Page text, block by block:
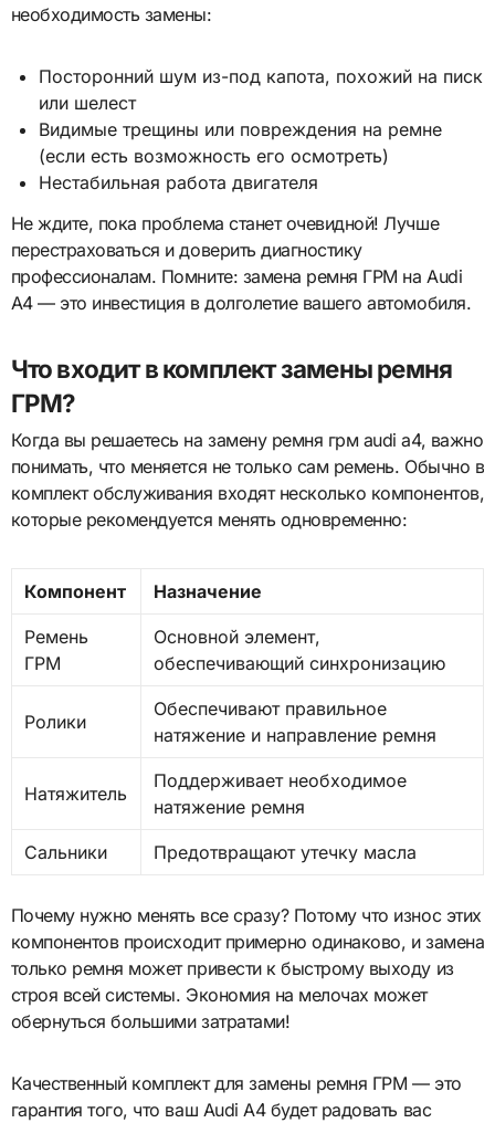
необходимость замены:
Посторонний шум из-под капота, похожий на писк
или шелест
Видимые трещины или повреждения на ремне
(если есть возможность его осмотреть)
Нестабильная работа двигателя
Не ждите, пока проблема станет очевидной! Лучше
перестраховаться и доверить диагностику
профессионалам. Помните: замена ремня ГРМ на Audi
A4 — это инвестиция в долголетие вашего автомобиля.
Что входит в комплект замены ремня
ГРМ?
Когда вы решаетесь на замену ремня грм audi a4, важно
понимать, что меняется не только сам ремень. Обычно в
комплект обслуживания входят несколько компонентов,
которые рекомендуется менять одновременно:
Компонент Назначение
Ремень
ГРМ
Основной элемент,
обеспечивающий синхронизацию
Ролики
Обеспечивают правильное
натяжение и направление ремня
Натяжитель
Поддерживает необходимое
натяжение ремня
Сальники Предотвращают утечку масла
Почему нужно менять все сразу? Потому что износ этих
компонентов происходит примерно одинаково, и замена
только ремня может привести к быстрому выходу из
строя всей системы. Экономия на мелочах может
обернуться большими затратами!
Качественный комплект для замены ремня ГРМ — это
гарантия того, что ваш Audi A4 будет радовать вас